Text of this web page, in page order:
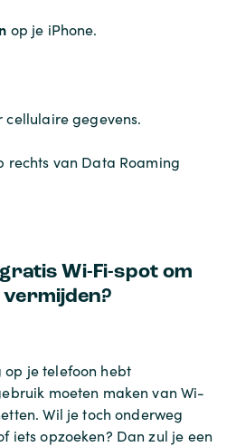
op je iPhone.
cellulaire gegevens.
rechts van Data Roaming
Wi-Fi-spot om
je telefoon hebt
moeten maken van Wi-
Wil je toch onderweg
iets opzoeken? Dan zul je een